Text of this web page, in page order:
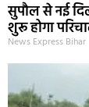
सुपौल से नई
शुरू होगा
News Express Bihar